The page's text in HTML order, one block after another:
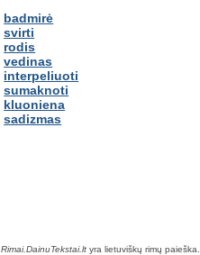
badmirė
svirti
rodis
vedinas
interpeliuoti
sumaknoti
kluoniena
sadizmas
Rimai.DainuTekstai.lt yra lietuviškų rimų